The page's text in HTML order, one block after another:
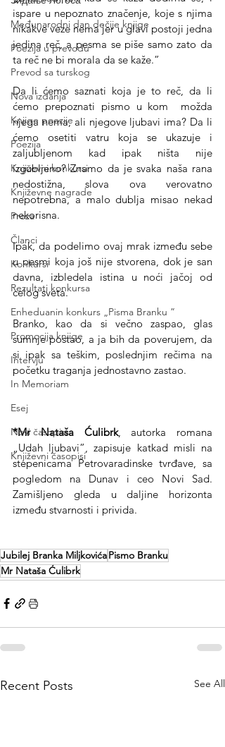
Međunarodni dan dečije knjige
Poezija u prevodu
Prevod sa turskog
Nova izdanja
Knjige poezije
Poezija
Književni konkursi
Književne nagrade
Proza
Članci
Konkursi
Rezultati konkursa
Enheduanin konkurs „Pisma Branku ”
Promocija knjige
Intervju
In Memoriam
Esej
Novi časopisi
Književni časopisi
ispare u nepoznato značenje, koje s njima
nikakve veze nema jer u glavi postoji jedna
jedina reč, a pesma se piše samo zato da
ta reč ne bi morala da se kaže.”
Da li ćemo saznati koja je to reč, da li
ćemo prepoznati pismo u kom  možda
njega nema, ali njegove ljubavi ima? Da li
ćemo osetiti vatru koja se ukazuje i
zaljubljenom kad ipak ništa nije
izgubljeno? Znamo da je svaka naša rana
nedostižna, slova ova verovatno
nepotrebna, a malo dublja misao nekad
nekorisna.
Ipak, da podelimo ovaj mrak između sebe
u pesmi koja još nije stvorena, dok je san
davna, izbledela istina u noći jačoj od
celog sveta.
Branko, kao da si večno zaspao, glas
sumnje postao, a ja bih da poverujem, da
si ipak sa teškim, poslednjim rečima na
početku traganja jednostavno zastao.
*Mr Nataša Ćulibrk, autorka romana
„Udah ljubavi”, zapisuje katkad misli na
stepenicama Petrovaradinske tvrđave, sa
pogledom na Dunav i ceo Novi Sad.
Zamišljeno gleda u daljine horizonta
između stvarnosti i privida.
Jubilej Branka MiljkovićaPismo Branku
Mr Nataša Ćulibrk
Recent Posts See All